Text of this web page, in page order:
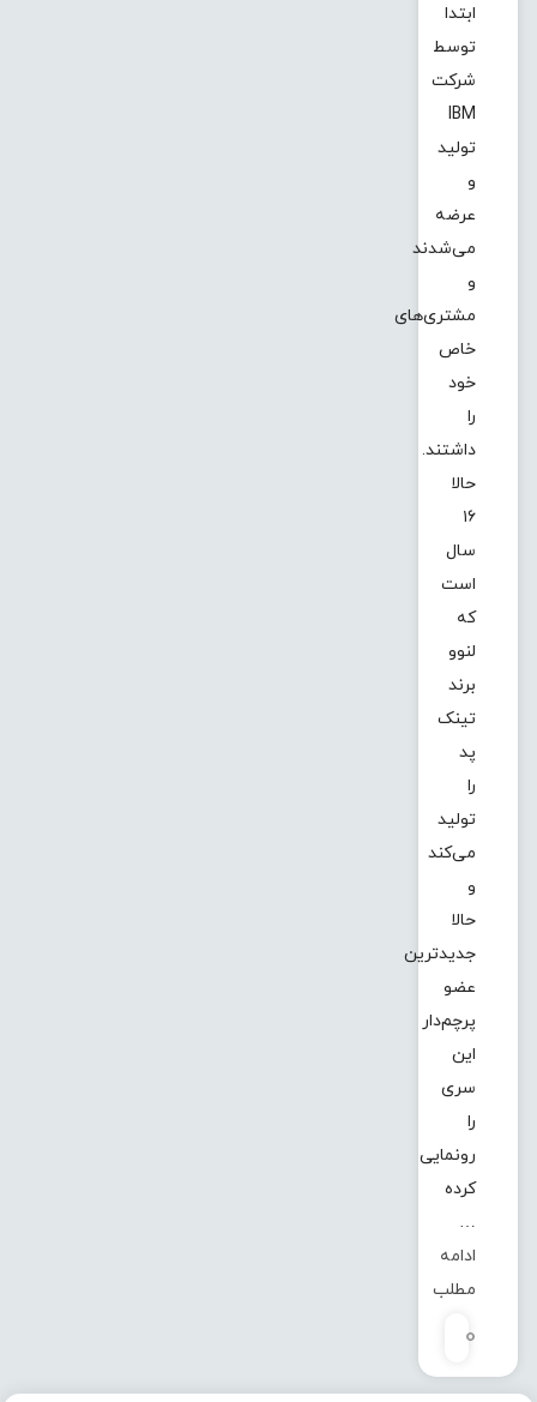
ابتدا
توسط
شرکت
IBM
تولید
و
عرضه
می‌شدند
و
مشتری‌های
خاص
خود
را
داشتند.
حالا
۱۶
سال
است
که
لنوو
برند
تینک
پد
را
تولید
می‌کند
و
حالا
جدیدترین
عضو
پرچم‌دار
این
سری
را
رونمایی
کرده
…
ادامه
مطلب
0